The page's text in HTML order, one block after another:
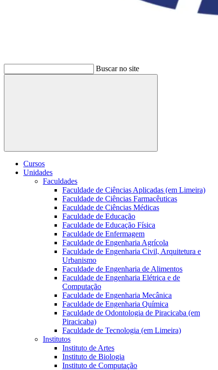
Buscar no site
Buscar
Cursos
Unidades
Faculdades
Faculdade de Ciências Aplicadas (em Limeira)
Faculdade de Ciências Farmacêuticas
Faculdade de Ciências Médicas
Faculdade de Educação
Faculdade de Educação Física
Faculdade de Enfermagem
Faculdade de Engenharia Agrícola
Faculdade de Engenharia Civil, Arquitetura e
Urbanismo
Faculdade de Engenharia de Alimentos
Faculdade de Engenharia Elétrica e de
Computação
Faculdade de Engenharia Mecânica
Faculdade de Engenharia Química
Faculdade de Odontologia de Piracicaba (em
Piracicaba)
Faculdade de Tecnologia (em Limeira)
Institutos
Instituto de Artes
Instituto de Biologia
Instituto de Computação